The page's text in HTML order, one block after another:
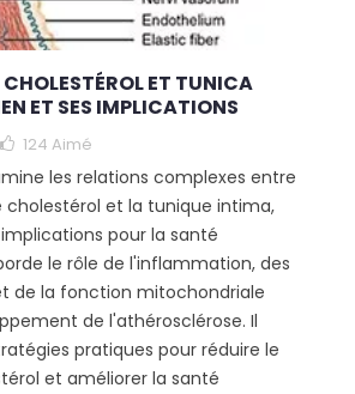
ET TUNICA
ET SES IMPLICATIONS
124 Aimé
les relations complexes entre
cholestérol et la tunique intima,
pour la santé
le rôle de l'inflammation, des
de la fonction mitochondriale
de l'athérosclérose. Il
pratiques pour réduire le
et améliorer la santé